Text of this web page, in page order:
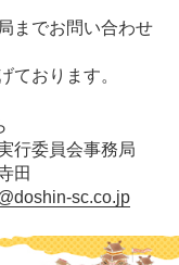
までお問い合わせ
ております。
行委員会事務局
田
sc.co.jp